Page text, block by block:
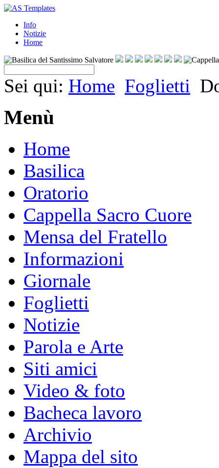
Info
Notizie
Home
Sei qui: Home Foglietti
Menù
Home
Basilica
Oratorio
Cappella Sacro Cuore
Mensa del Fratello
Informazioni
Giornale
Foglietti
Notizie
Parola e Arte
Siti amici
Video & foto
Bacheca lavoro
Archivio
Mappa del sito